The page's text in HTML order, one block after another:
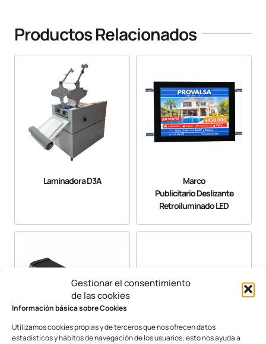
Gestionar el consentimiento
de las cookies
Información básica sobre Cookies
Utilizamos cookies propias y de terceros que nos ofrecen datos
estadísticos y hábitos de navegación de los usuarios; esto nos ayuda a
Productos Relacionados
Laminadora D3A
Marco
Publicitario Deslizante
Retroiluminado LED